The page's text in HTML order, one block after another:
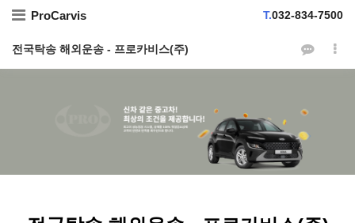
ProCarvis T.032-834-7500
전국탁송 해외운송 - 프로카비스(주)